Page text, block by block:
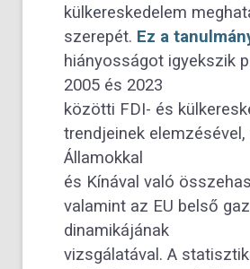
külkereskedelem
szerepét. Ez a
hiányosságot igyekszik
2005 és 2023
közötti FDI- és
trendjeinek
Államokkal
és Kínával való
valamint az EU belső
dinamikájának
vizsgálatával. A